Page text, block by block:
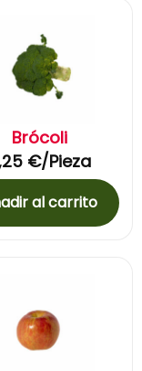
Brócoli
€/Pieza
al carrito